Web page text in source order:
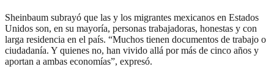
Sheinbaum subrayó que las y los migrantes mexicanos en Estados
Unidos son, en su mayoría, personas trabajadoras, honestas y con
larga residencia en el país. “Muchos tienen documentos de trabajo o
ciudadanía. Y quienes no, han vivido allá por más de cinco años y
aportan a ambas economías”, expresó.